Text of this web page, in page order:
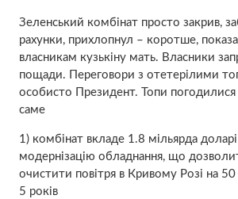
Зеленський комбінат просто закрив,
рахунки, прихлопнул – коротше,
власникам кузькіну мать. Власники
пощади. Переговори з отетерілими
особисто Президент. Топи погодилися
саме
1) комбінат вкладе 1.8 мільярда
модернізацію обладнання, що
очистити повітря в Кривому Розі на
5 років